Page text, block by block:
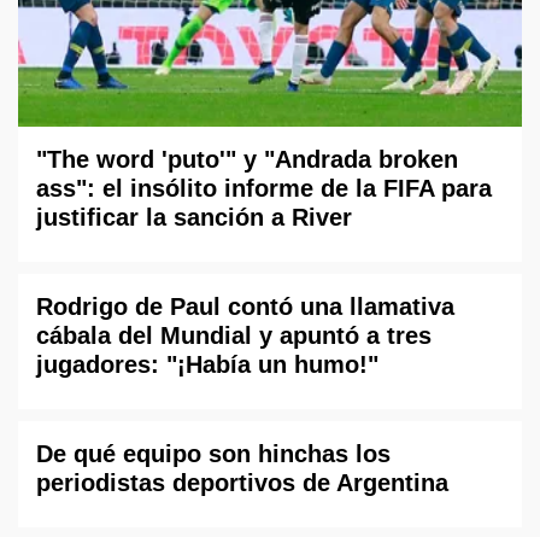
"The word 'puto'" y "Andrada broken
ass": el insólito informe de la FIFA para
justificar la sanción a River
Rodrigo de Paul contó una llamativa
cábala del Mundial y apuntó a tres
jugadores: "¡Había un humo!"
De qué equipo son hinchas los
periodistas deportivos de Argentina